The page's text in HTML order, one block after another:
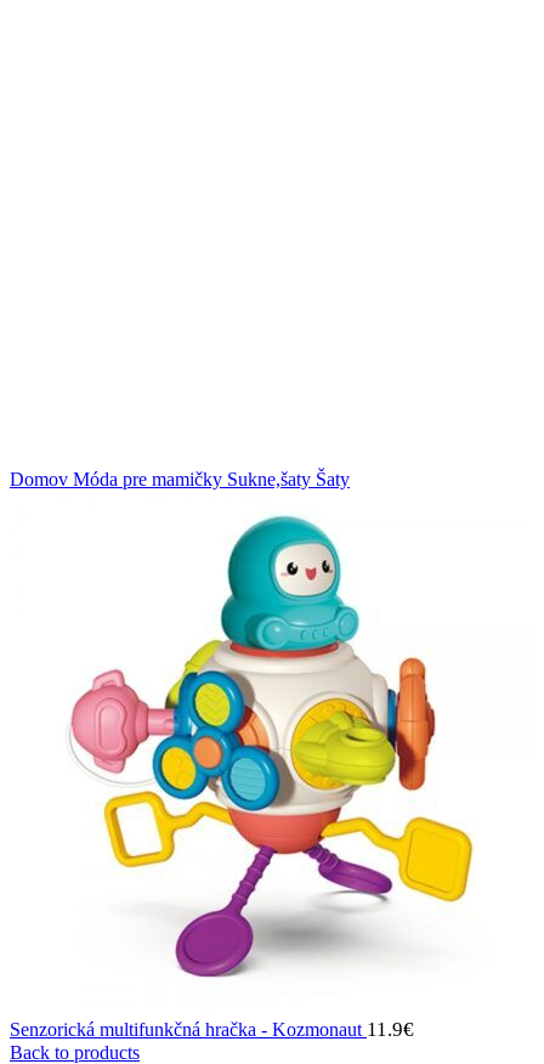
Domov Móda pre mamičky Sukne,šaty Šaty
Senzorická multifunkčná hračka - Kozmonaut 11.9€
Back to products